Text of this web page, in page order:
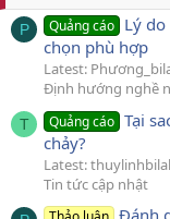
P Quảng cáo Lý
chọn phù hợp
Latest:
Định hướng nghề
T Quảng cáo Tại
chảy?
Latest:
Tin tức cập nhật
Đánh